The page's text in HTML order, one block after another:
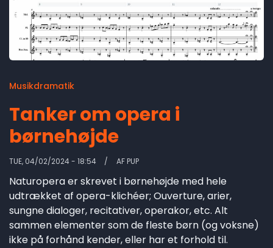
Musikdramatik
Tanker om opera i
børnehøjde
TUE, 04/02/2024 - 18:54 AFPUP
Naturopera er skrevet i børnehøjde med hele
udtrækket af opera-klichéer; Ouverture, arier,
sungne dialoger, recitativer, operakor, etc. Alt
sammen elementer som de fleste børn (og voksne)
ikke på forhånd kender, eller har et forhold til.